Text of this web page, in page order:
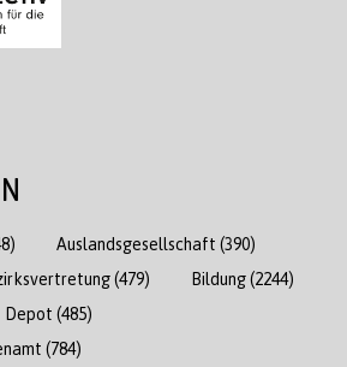
Auslandsgesellschaft (390)
(479) Bildung(2244)
Depot (485)
(784)